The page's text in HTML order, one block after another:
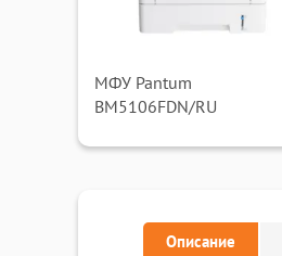
МФУ Pantum
BM5106FDN/RU
Описание